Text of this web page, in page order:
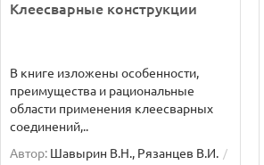
Клеесварные конструкции
В книге изложены особенности,
преимущества и рациональные
области применения клеесварных
соединений,..
Автор: Шавырин В.Н., Рязанцев В.И.